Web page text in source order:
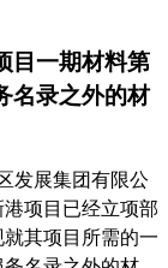
目一期材料第
名录之外的材
发展集团有限公
项目 已经立项部
其项目所需的一